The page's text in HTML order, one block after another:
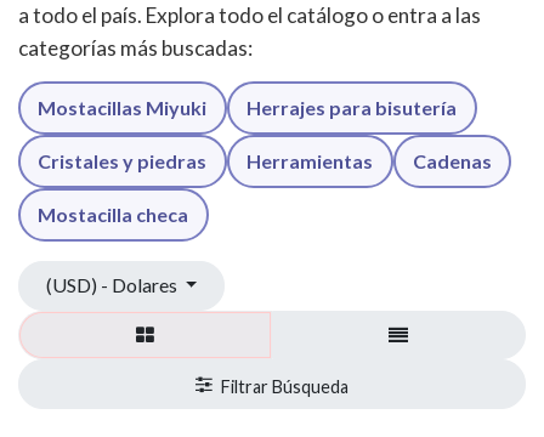
a todo el país. Explora todo el catálogo o entra a las
categorías más buscadas:
Mostacillas Miyuki Herrajes para bisutería
Cristales y piedras Herramientas Cadenas
Mostacilla checa
(USD) - Dolares